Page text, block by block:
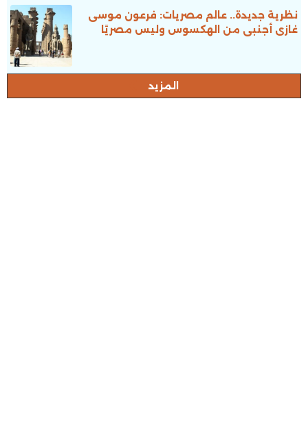
نظرية جديدة.. عالم مصريات: فرعون موسى
غازى أجنبى من الهكسوس وليس مصريًا
المزيد